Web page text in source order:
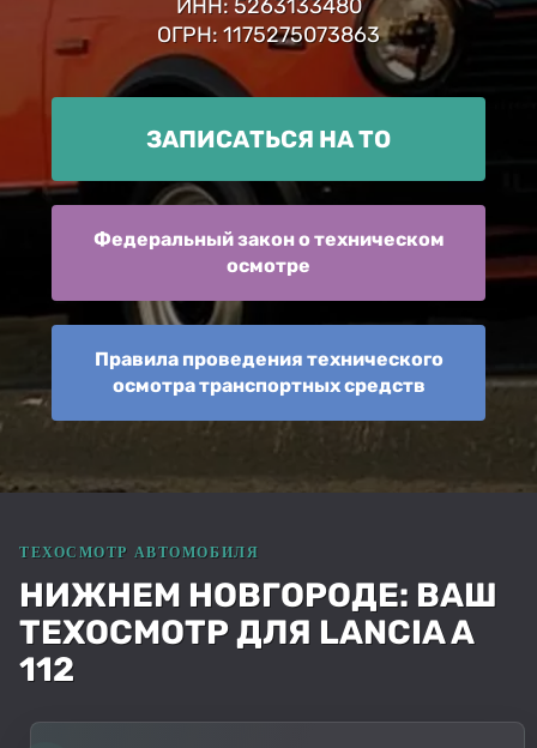
ИНН: 5263133480
ОГРН: 1175275073863
ЗАПИСАТЬСЯ НА ТО
Федеральный закон о техническом
осмотре
Правила проведения технического
осмотра транспортных средств
НИЖНЕМ НОВГОРОДЕ: ВАШ
ТЕХОСМОТР ДЛЯ LANCIA A
112